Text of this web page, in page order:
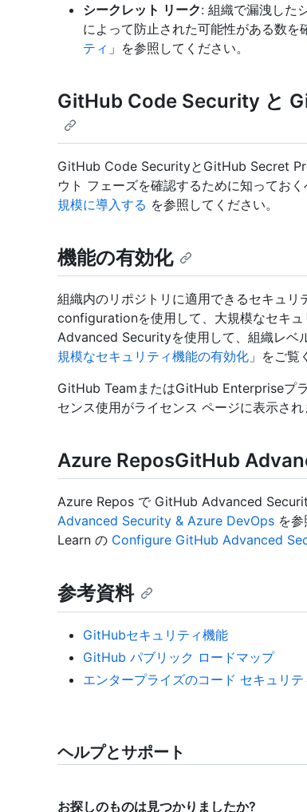
シークレット リーク: 組織で漏洩した
によって防止された可能性がある数を
ティ 」を参照してください。
GitHub Code Security と
GitHub Code SecurityとGitHub Secret
ウト フェーズを確認するために知っておく
規模に導入する を参照してください。
機能の有効化
組織内のリポジトリに適用できるセキュ
configurationを使用して、大規模なセキュ
Advanced Securityを使用して、組織レベ
規模なセキュリティ機能の有効化 」をご覧
GitHub TeamまたはGitHub Enterpriseプ
センス使用がライセンス ページに表示され
Azure ReposGitHub
Azure Repos で GitHub Advanced
Advanced Security & Azure DevOps を
Learn の Configure GitHub Advanced
参考資料
GitHubセキュリティ機能
GitHub パブリック ロードマップ
エンタープライズのコード セキュリ
ヘルプとサポート
お探しのものは見つかりましたか?